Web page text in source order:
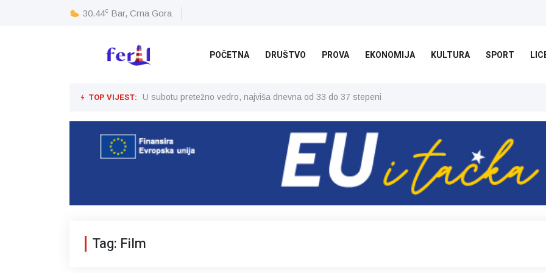
30.44c Bar, Crna Gora
POČETNA DRUŠTVO PROVA EKONOMIJA KULTURA SPORT
TOP VIJEST: U subotu pretežno vedro, najviša dnevna od 33 do 37 stepeni
Tag: Film